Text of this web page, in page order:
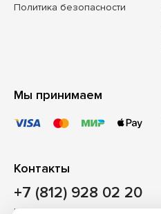
Политика безопасности
Мы принимаем
Контакты
+7 (812) 928 02 20
Наш магазин